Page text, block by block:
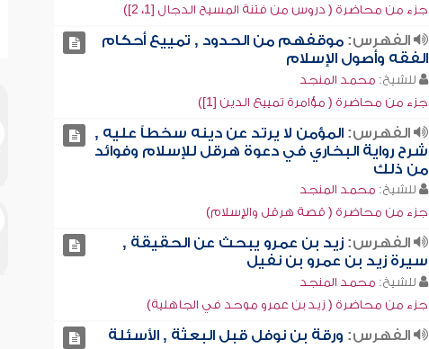
جزء من محاضرة ( دروس من فتنة المسيح الدجال [1، 2])
الفهرس: موقفهم من الحدود , تمييع أحكام
الفقه وأصول الإسلام
للشيخ: محمد المنجد
جزء من محاضرة ( مؤامرة تمييع الدين [1])
الفهرس: المؤمن لا يرتد عن دينه سخطاً عليه ,
شرح رواية البخاري في دعوة هرقل للإسلام وفوائد
من ذلك
للشيخ: محمد المنجد
جزء من محاضرة ( قصة هرقل والإسلام)
الفهرس: زيد بن عمرو يبحث عن الحقيقة ,
سيرة زيد بن عمرو بن نفيل
للشيخ: محمد المنجد
جزء من محاضرة ( زيد بن عمرو موحد في الجاهلية)
الفهرس: ورقة بن نوفل قبل البعثة , الأسئلة